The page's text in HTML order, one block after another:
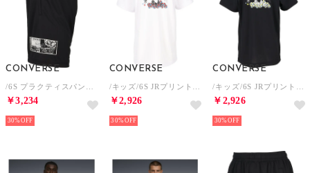
CONVERSE
￥3,234
30%
CONVERSE
￥2,926
30%
CONVERSE
￥2,926
30%